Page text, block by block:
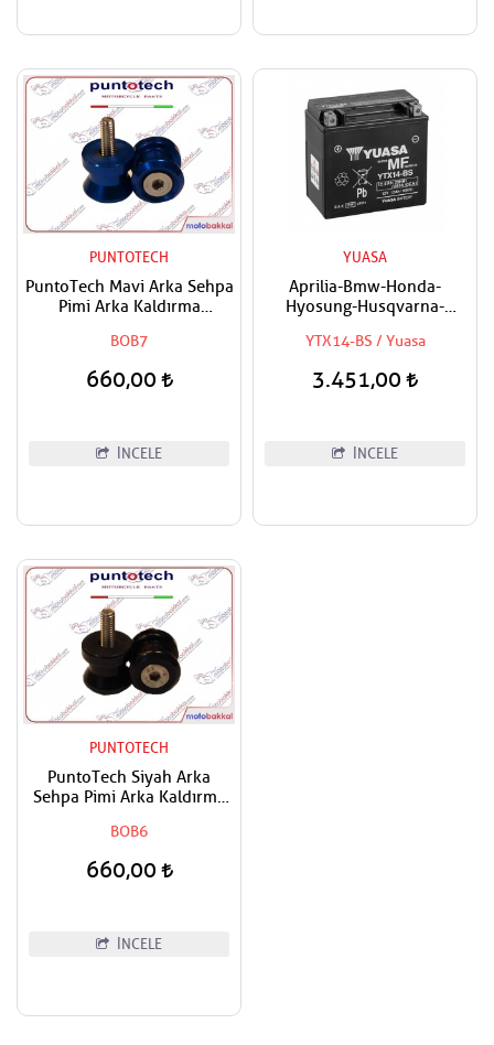
PUNTOTECH
PuntoTech Mavi Arka Sehpa
Pimi Arka Kaldırma
Sliders M6
BOB7
660,00
İNCELE
YUASA
Aprilia-Bmw-Honda-
Hyosung-Husqvarna-
Suzuki-Triumph-Yamaha
Uyumlu Yuasa Bakımsız Akü
YTX14-BS / Yuasa
3.451,00
İNCELE
PUNTOTECH
PuntoTech Siyah Arka
Sehpa Pimi Arka Kaldırma
Sliders M6
BOB6
660,00
İNCELE